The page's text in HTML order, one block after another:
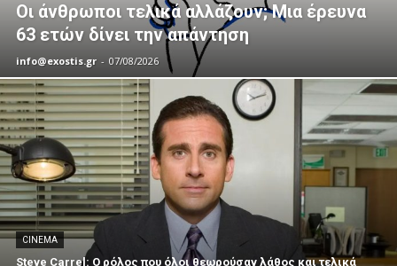
Οι άνθρωποι τελικά αλλάζουν; Μια έρευνα
63 ετών δίνει την απάντηση
info@exostis.gr - 07/08/2026
CINEMA
Steve Carrel: Ο ρόλος που όλοι θεωρούσαν λάθος και τελικά